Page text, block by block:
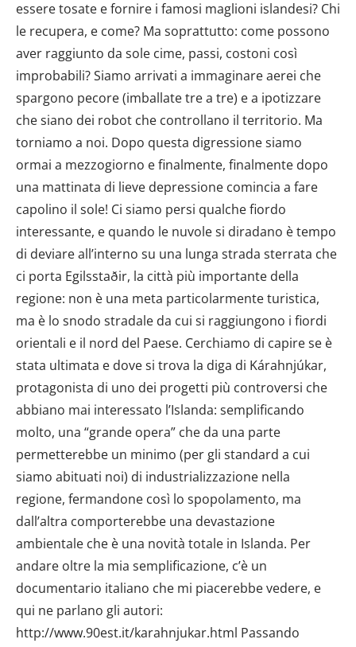
essere tosate e fornire i famosi maglioni islandesi? Chi
le recupera, e come? Ma soprattutto: come possono
aver raggiunto da sole cime, passi, costoni così
improbabili? Siamo arrivati a immaginare aerei che
spargono pecore (imballate tre a tre) e a ipotizzare
che siano dei robot che controllano il territorio. Ma
torniamo a noi. Dopo questa digressione siamo
ormai a mezzogiorno e finalmente, finalmente dopo
una mattinata di lieve depressione comincia a fare
capolino il sole! Ci siamo persi qualche fiordo
interessante, e quando le nuvole si diradano è tempo
di deviare all’interno su una lunga strada sterrata che
ci porta Egilsstaðir, la città più importante della
regione: non è una meta particolarmente turistica,
ma è lo snodo stradale da cui si raggiungono i fiordi
orientali e il nord del Paese. Cerchiamo di capire se è
stata ultimata e dove si trova la diga di Kárahnjúkar,
protagonista di uno dei progetti più controversi che
abbiano mai interessato l’Islanda: semplificando
molto, una “grande opera” che da una parte
permetterebbe un minimo (per gli standard a cui
siamo abituati noi) di industrializzazione nella
regione, fermandone così lo spopolamento, ma
dall’altra comporterebbe una devastazione
ambientale che è una novità totale in Islanda. Per
andare oltre la mia semplificazione, c’è un
documentario italiano che mi piacerebbe vedere, e
qui ne parlano gli autori:
http://www.90est.it/karahnjukar.html Passando